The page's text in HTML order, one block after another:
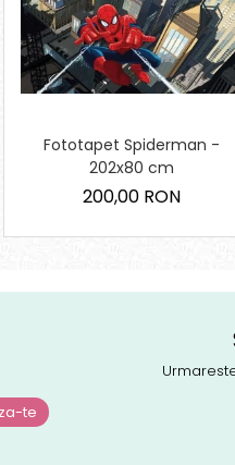
Fototapet Spiderman -
202x80 cm
200,00 RON